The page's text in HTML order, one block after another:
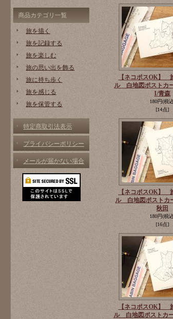
商品カテゴリ一覧
旅を描く
旅を記録する
旅を楽しむ
旅の思い出を飾る
旅に持ち歩く
旅を感じる
旅を保管する
特定商取引法表示
プライバシーポリシー
メールが届かない場合
【ネコポスOK】
ル 白地図ポストカ
I/青森
180円(税
[14点]
【ネコポスOK】
ル 白地図ポスト
秋田
180円(税
[16点]
【ネコポスOK】
ル 白地図ポストカ